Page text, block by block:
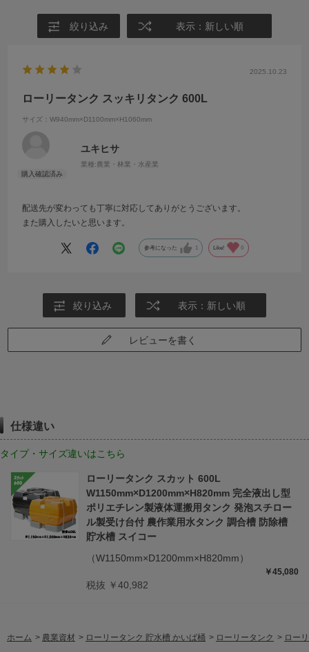
絞り込み 表示：新しい順
2025.10.23
ローリータンク スッキリタンク 600L
サイズ：W940mm×D1100mm×H1060mm
ユキヒサ
業種:農業・林業・水産業
配送先が変わっても丁寧に対応してありがとうございます。
また購入したいと思います。
参考になった 1 Like! 0
絞り込み 表示：新しい順
レビューを書く
仕様違い
タイプ・サイズ違いはこちら
ローリータンク スカット 600L
W1150mm×D1200mm×H820mm 完全液出し型
ポリエチレン製液体運搬用タンク 発泡スチロー
ル製受け台付 農作業用水タンク 調合槽 防除槽
貯水槽 スイコー
（W1150mm×D1200mm×H820mm）
￥45,080
税抜 ￥40,982
ホーム > 農業資材 > ローリータンク 貯水槽 かいば桶 > ローリータンク > ロー